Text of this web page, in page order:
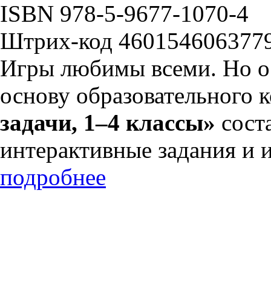
ISBN 978-5-9677-1070-4
Штрих-код
Игры любимы всеми. Но
основу
задачи, 1–4 классы»
интерактивные задания и
подробнее